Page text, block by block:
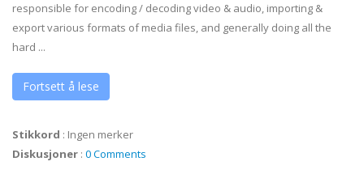
responsible for encoding / decoding video & audio, importing &
export various formats of media files, and generally doing all the
hard ...
Fortsett å lese
Stikkord : Ingen merker
Diskusjoner : 0 Comments